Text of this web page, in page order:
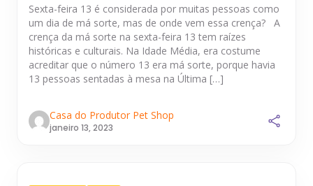
Sexta-feira 13 é considerada por muitas pessoas como
um dia de má sorte, mas de onde vem essa crença? A
crença da má sorte na sexta-feira 13 tem raízes
históricas e culturais. Na Idade Média, era costume
acreditar que o número 13 era má sorte, porque havia
13 pessoas sentadas à mesa na Última […]
Casa do Produtor Pet Shop
janeiro 13, 2023